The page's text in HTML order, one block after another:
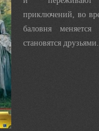
приключений, во
баловня
становятся друзьями.